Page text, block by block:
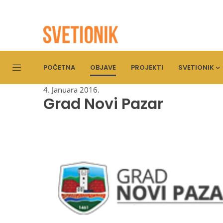
POČETNA OBJAVE PROJEKTI SVETIONIK
4. Januara 2016.
Grad Novi Pazar